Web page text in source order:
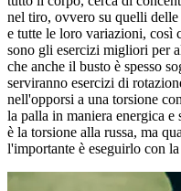
nel tiro, ovvero su quelli
e tutte le loro variazioni, così
sono gli esercizi migliori per
che anche il busto è spesso
serviranno esercizi di
nell'opporsi a una torsione
la palla in maniera energica
è la torsione alla russa, ma
l'importante è eseguirlo con